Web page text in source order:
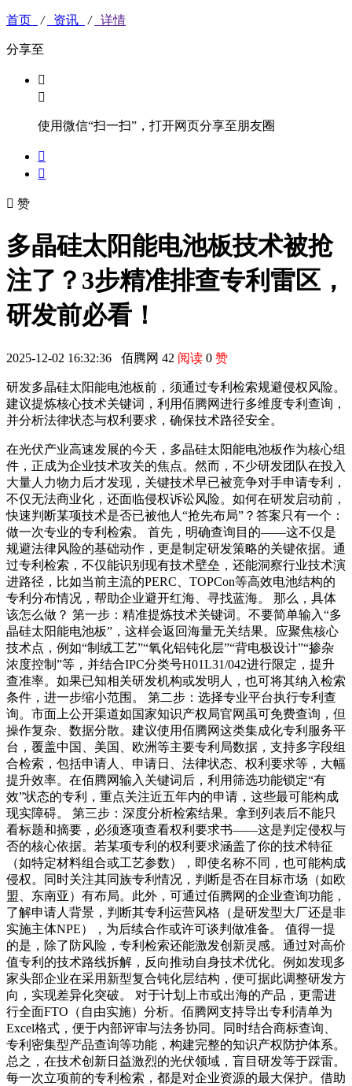
首页 / 资讯 / 详情
分享至


使用微信“扫一扫”，打开网页分享至朋友圈


 赞
多晶硅太阳能电池板技术被抢
注了？3步精准排查专利雷区，
研发前必看！
2025-12-02 16:32:36 佰腾网 42 阅读 0 赞
研发多晶硅太阳能电池板前，须通过专利检索规避侵权风险。
建议提炼核心技术关键词，利用佰腾网进行多维度专利查询，
并分析法律状态与权利要求，确保技术路径安全。
在光伏产业高速发展的今天，多晶硅太阳能电池板作为核心组
件，正成为企业技术攻关的焦点。然而，不少研发团队在投入
大量人力物力后才发现，关键技术早已被竞争对手申请专利，
不仅无法商业化，还面临侵权诉讼风险。如何在研发启动前，
快速判断某项技术是否已被他人“抢先布局”？答案只有一个：
做一次专业的专利检索。 首先，明确查询目的——这不仅是
规避法律风险的基础动作，更是制定研发策略的关键依据。通
过专利检索，不仅能识别现有技术壁垒，还能洞察行业技术演
进路径，比如当前主流的PERC、TOPCon等高效电池结构的
专利分布情况，帮助企业避开红海、寻找蓝海。 那么，具体
该怎么做？ 第一步：精准提炼技术关键词。不要简单输入“多
晶硅太阳能电池板”，这样会返回海量无关结果。应聚焦核心
技术点，例如“制绒工艺”“氧化铝钝化层”“背电极设计”“掺杂
浓度控制”等，并结合IPC分类号H01L31/042进行限定，提升
查准率。如果已知相关研发机构或发明人，也可将其纳入检索
条件，进一步缩小范围。 第二步：选择专业平台执行专利查
询。市面上公开渠道如国家知识产权局官网虽可免费查询，但
操作复杂、数据分散。建议使用佰腾网这类集成化专利服务平
台，覆盖中国、美国、欧洲等主要专利局数据，支持多字段组
合检索，包括申请人、申请日、法律状态、权利要求等，大幅
提升效率。在佰腾网输入关键词后，利用筛选功能锁定“有
效”状态的专利，重点关注近五年内的申请，这些最可能构成
现实障碍。 第三步：深度分析检索结果。拿到列表后不能只
看标题和摘要，必须逐项查看权利要求书——这是判定侵权与
否的核心依据。若某项专利的权利要求涵盖了你的技术特征
（如特定材料组合或工艺参数），即使名称不同，也可能构成
侵权。同时关注其同族专利情况，判断是否在目标市场（如欧
盟、东南亚）有布局。此外，可通过佰腾网的企业查询功能，
了解申请人背景，判断其专利运营风格（是研发型大厂还是非
实施主体NPE），为后续合作或许可谈判做准备。 值得一提
的是，除了防风险，专利检索还能激发创新灵感。通过对高价
值专利的技术路线拆解，反向推动自身技术优化。例如发现多
家头部企业在采用新型复合钝化层结构，便可据此调整研发方
向，实现差异化突破。 对于计划上市或出海的产品，更需进
行全面FTO（自由实施）分析。佰腾网支持导出专利清单为
Excel格式，便于内部评审与法务协同。同时结合商标查询、
专利密集型产品查询等功能，构建完整的知识产权防护体系。
总之，在技术创新日益激烈的光伏领域，盲目研发等于踩雷。
每一次立项前的专利检索，都是对企业资源的最大保护。借助